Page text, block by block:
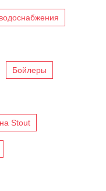
Бойлеры
Stout